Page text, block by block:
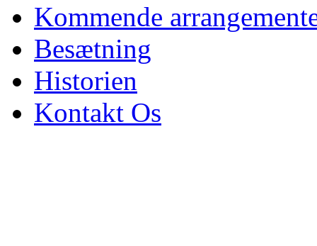
Kommende
Besætning
Historien
Kontakt Os